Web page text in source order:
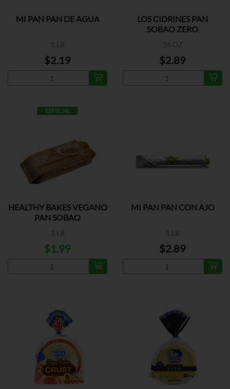
MI PAN PAN DE AGUA
1 LB
$2.19
LOS CIDRINES PAN
SOBAO ZERO
14 OZ
$2.89
ESPECIAL
HEALTHY BAKES VEGANO
PAN SOBAO
1 LB
$1.99
MI PAN PAN CON AJO
1 LB
$2.89